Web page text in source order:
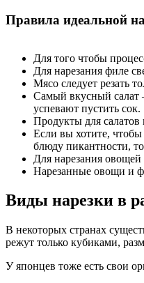
Правила идеальной
Для того чтобы
Для нарезания филе
Мясо следует резать
Самый вкусный салат
успевают пустить сок.
Продукты для салатов
Если вы хотите, чтобы
блюду пикантности,
Для нарезания
Нарезанные овощи и
Виды нарезки в
В некоторых странах
режут только кубиками,
У японцев тоже есть свои